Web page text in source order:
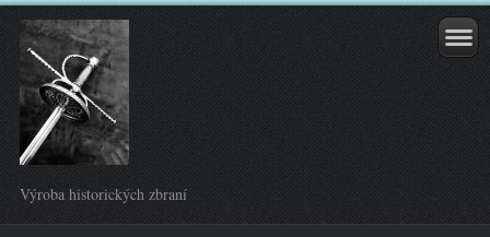
Výroba historických zbraní